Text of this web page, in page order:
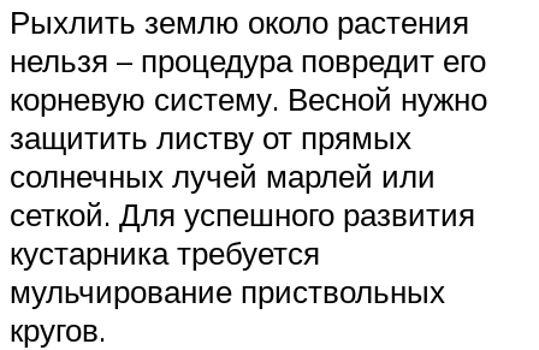
Рыхлить землю около растения
нельзя – процедура повредит его
корневую систему. Весной нужно
защитить листву от прямых
солнечных лучей марлей или
сеткой. Для успешного развития
кустарника требуется
мульчирование приствольных
кругов.